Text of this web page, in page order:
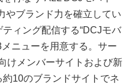
やブランド力を確立してい
ィング配信する“DCJモバ
ニューを用意する。サー
けメンバーサイトおよび新
10のブランドサイトでネ